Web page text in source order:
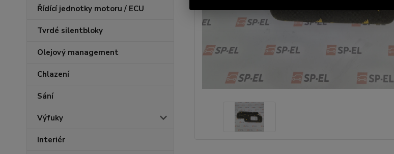
Řídící jednotky motoru / ECU
Tvrdé silentbloky
Olejový management
Chlazení
Sání
Výfuky
Interiér